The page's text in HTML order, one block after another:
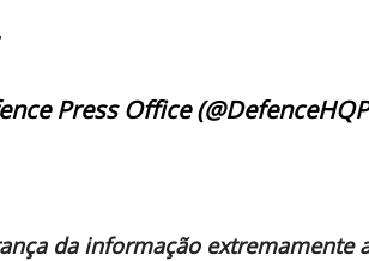
Press Office
da informação extremamente